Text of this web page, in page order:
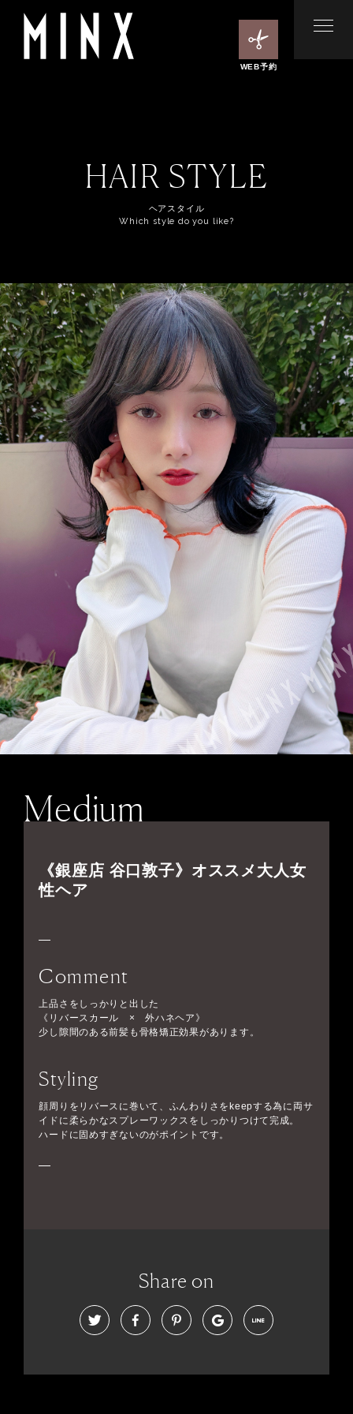
WEB予約
HAIR STYLE
ヘアスタイル
Which style do you like?
Medium
《銀座店 谷口敦子》オススメ大人女
性ヘア
Comment
上品さをしっかりと出した
《リバースカール × 外ハネヘア》
少し隙間のある前髪も骨格矯正効果があります。
Styling
顔周りをリバースに巻いて、ふんわりさをkeepする為に両サ
イドに柔らかなスプレーワックスをしっかりつけて完成。
ハードに固めすぎないのがポイントです。
Share on